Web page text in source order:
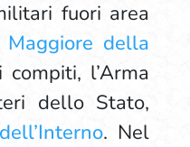
fuori area
Maggiore della
l’Arma
dello Stato,
. Nel